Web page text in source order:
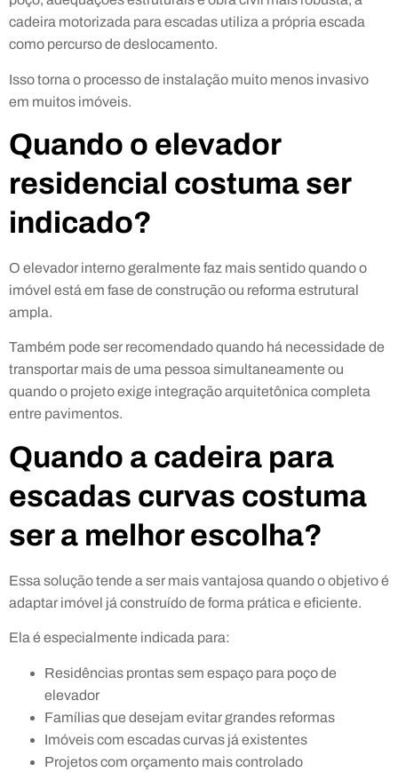
cadeira motorizada para escadas utiliza a própria escada
como percurso de deslocamento.
Isso torna o processo de instalação muito menos invasivo
em muitos imóveis.
Quando o elevador
residencial costuma ser
indicado?
O elevador interno geralmente faz mais sentido quando o
imóvel está em fase de construção ou reforma estrutural
ampla.
Também pode ser recomendado quando há necessidade de
transportar mais de uma pessoa simultaneamente ou
quando o projeto exige integração arquitetônica completa
entre pavimentos.
Quando a cadeira para
escadas curvas costuma
ser a melhor escolha?
Essa solução tende a ser mais vantajosa quando o objetivo é
adaptar imóvel já construído de forma prática e eficiente.
Ela é especialmente indicada para:
Residências prontas sem espaço para poço de
elevador
Famílias que desejam evitar grandes reformas
Imóveis com escadas curvas já existentes
Projetos com orçamento mais controlado